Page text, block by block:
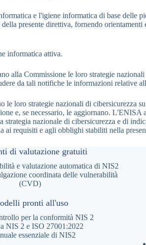
e l'igiene informatica di base delle
presente direttiva, fornendo orientamenti
informatica attiva.
alla Commissione le loro strategie
da tali notifiche le informazioni relative
le loro strategie nazionali di cibersicurezza
e, se necessario, le aggiornano.
strategia nazionale di cibersicurezza e di
ai requisiti e agli obblighi stabiliti nella
di valutazione gratuiti
e valutazione automatica di NIS2
coordinata delle vulnerabilità
(CVD)
pronti all'uso
per la conformità NIS 2
NIS 2 e ISO 27001:2022
essenziale di NIS2